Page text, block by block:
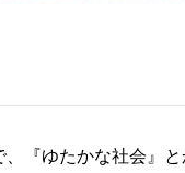
『ゆたかな社会』